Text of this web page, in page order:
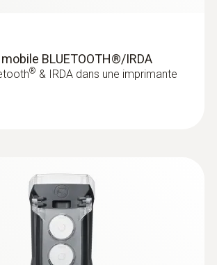
BLUETOOTH®/IRDA
® & IRDA dans une imprimante